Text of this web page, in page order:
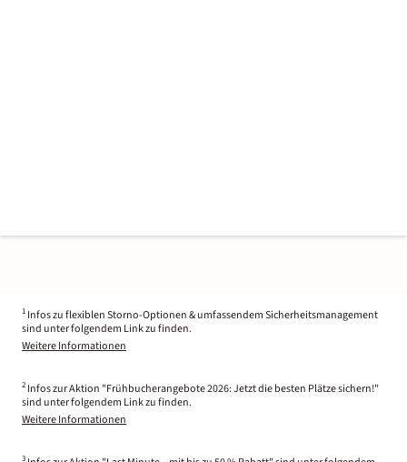
1 Infos zu flexiblen Storno-Optionen & umfassendem Sicherheitsmanagement
sind unter folgendem Link zu finden.
Weitere Informationen
2 Infos zur Aktion "Frühbucherangebote 2026: Jetzt die besten Plätze sichern!"
sind unter folgendem Link zu finden.
Weitere Informationen
3